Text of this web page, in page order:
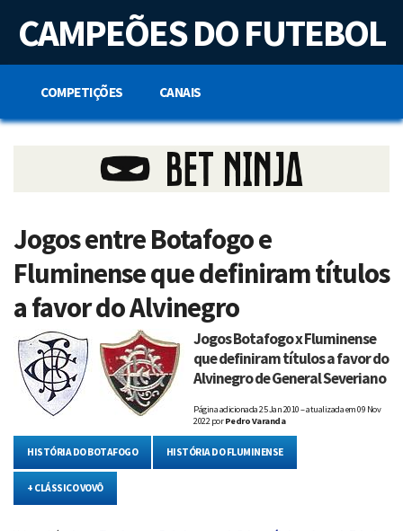
t
n
CAMPEÕES DO FUTEBOL
COMPETIÇÕES CANAIS
Jogos entre Botafogo e
Fluminense que definiram títulos
a favor do Alvinegro
Jogos Botafogo x Fluminense
que definiram títulos a favor do
Alvinegro de General Severiano
Página adicionada25 Jan 2010 – atualizada em 09 Nov
2022porPedro Varanda
HISTÓRIA DO BOTAFOGO HISTÓRIA DO FLUMINENSE
+ CLÁSSICO VOVÔ